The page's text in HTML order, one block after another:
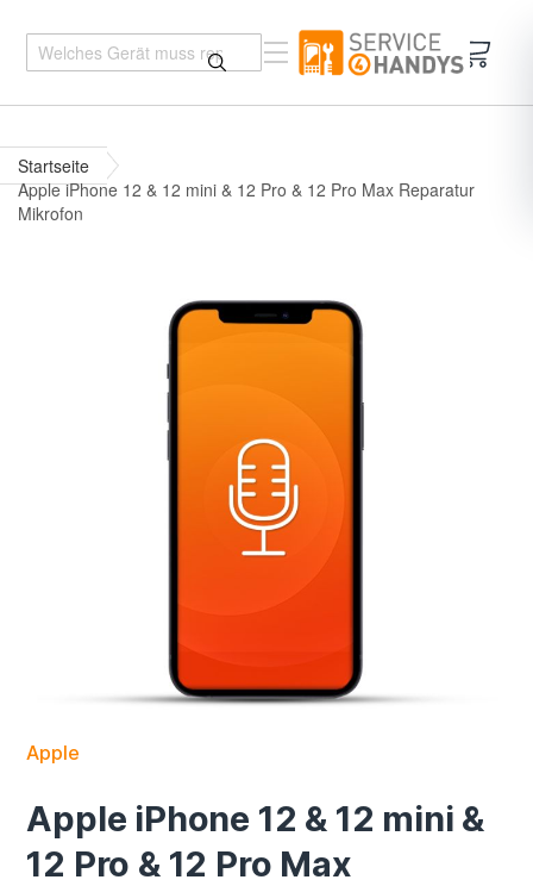
Startseite
Apple iPhone 12 & 12 mini & 12 Pro & 12 Pro Max Reparatur
Mikrofon
Apple
Apple iPhone 12 & 12 mini &
12 Pro & 12 Pro Max